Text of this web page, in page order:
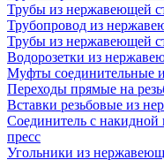
Трубы из нержавеющей
Трубопровод из
Трубы из нержавеющей
Водорозетки из
Муфты соединительные
Переходы прямые на
Вставки резьбовые из
Соединитель с
пресс
Угольники из